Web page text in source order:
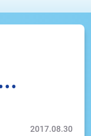
2017.08.30